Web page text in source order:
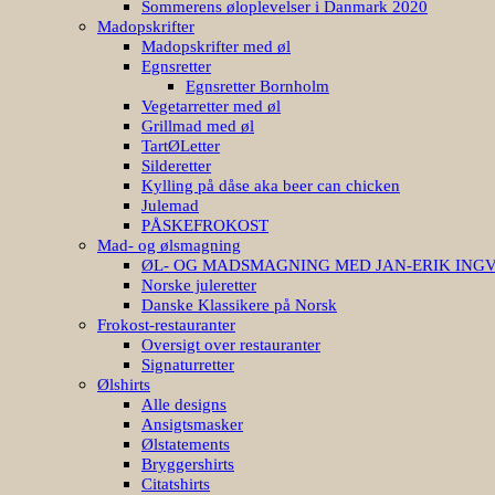
Sommerens øloplevelser i Danmark 2020
Madopskrifter
Madopskrifter med øl
Egnsretter
Egnsretter Bornholm
Vegetarretter med øl
Grillmad med øl
TartØLetter
Silderetter
Kylling på dåse aka beer can chicken
Julemad
PÅSKEFROKOST
Mad- og ølsmagning
ØL- OG MADSMAGNING MED JAN-ERIK
Norske juleretter
Danske Klassikere på Norsk
Frokost-restauranter
Oversigt over restauranter
Signaturretter
Ølshirts
Alle designs
Ansigtsmasker
Ølstatements
Bryggershirts
Citatshirts